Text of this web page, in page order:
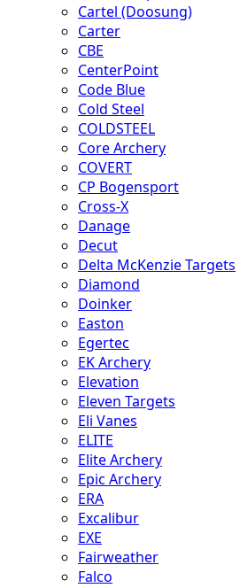
Cartel (Doosung)
Carter
CBE
CenterPoint
Code Blue
Cold Steel
COLDSTEEL
Core Archery
COVERT
CP Bogensport
Cross-X
Danage
Decut
Delta McKenzie Targets
Diamond
Doinker
Easton
Egertec
EK Archery
Elevation
Eleven Targets
Eli Vanes
ELITE
Elite Archery
Epic Archery
ERA
Excalibur
EXE
Fairweather
Falco